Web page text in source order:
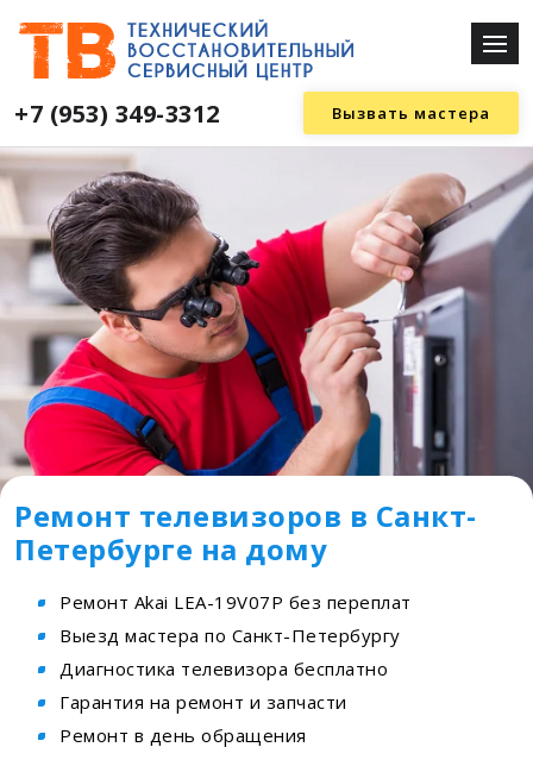
+7 (953) 349-3312 Вызвать мастера
Ремонт телевизоров в Санкт-
Петербурге на дому
Ремонт Akai LEA-19V07P без переплат
Выезд мастера по Санкт-Петербургу
Диагностика телевизора бесплатно
Гарантия на ремонт и запчасти
Ремонт в день обращения